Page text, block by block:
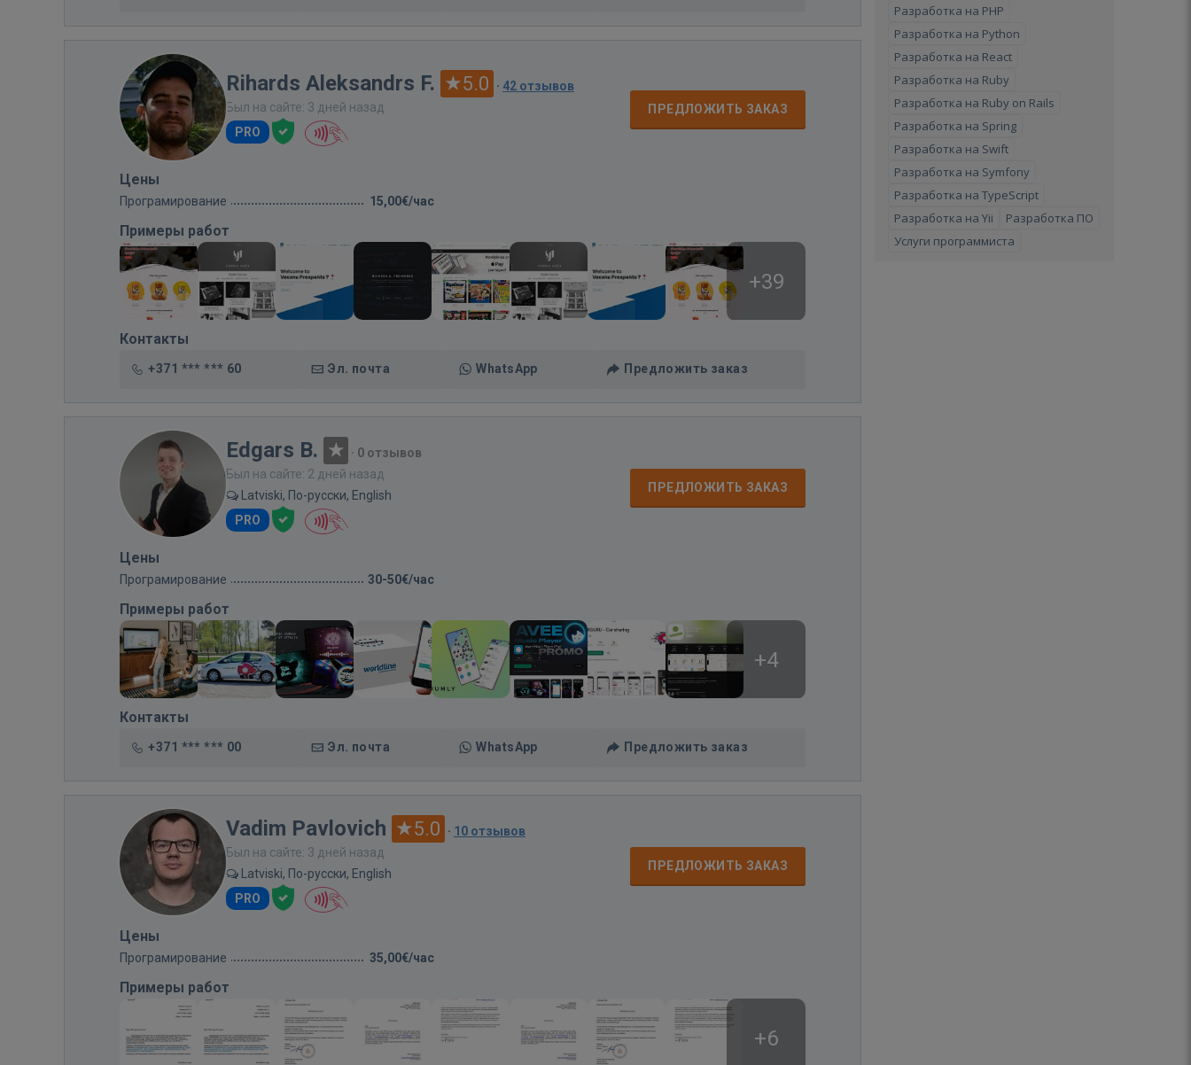
Rihards Aleksandrs F. 5.0 · 42 отзывов
Был на сайте: 3 дней назад
PRO
ПРЕДЛОЖИТЬ ЗАКАЗ
Цены
Програмирование 15,00€/час
Примеры работ
+39
Контакты
+371 *** *** 60 Эл. почта WhatsApp Предложить заказ
Edgars B. · 0 отзывов
Был на сайте: 2 дней назад
Latviski, По-русски, English
PRO
ПРЕДЛОЖИТЬ ЗАКАЗ
Цены
Програмирование 30-50€/час
Примеры работ
+4
Контакты
+371 *** *** 00 Эл. почта WhatsApp Предложить заказ
Vadim Pavlovich 5.0 · 10 отзывов
Был на сайте: 3 дней назад
Latviski, По-русски, English
PRO
ПРЕДЛОЖИТЬ ЗАКАЗ
Цены
Програмирование 35,00€/час
Примеры работ
+6
Разработка на PHP
Разработка на Python
Разработка на React
Разработка на Ruby
Разработка на Ruby on Rails
Разработка на Spring
Разработка на Swift
Разработка на Symfony
Разработка на TypeScript
Разработка на Yii
Разработка ПО
Услуги программиста